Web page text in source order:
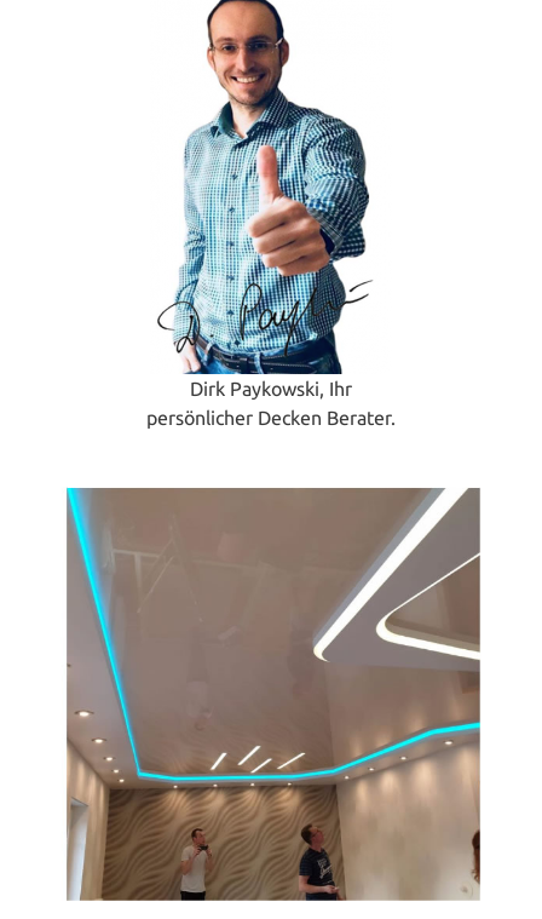
Dirk Paykowski, Ihr
persönlicher Decken Berater.